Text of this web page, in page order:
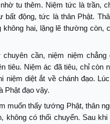
tu thêm. Niệm tức là trần,
bất động, tức là thân Phật.
hai, lặng lẽ thường còn,
cần, niệm niệm chẳng
tiêu. Niệm ác đã tiêu, chỉ còn
niệm diệt ắt về chánh đạo.
Phật đạo vậy.
muốn thấy tướng Phật, thân
không có thối chuyển. Sau khi